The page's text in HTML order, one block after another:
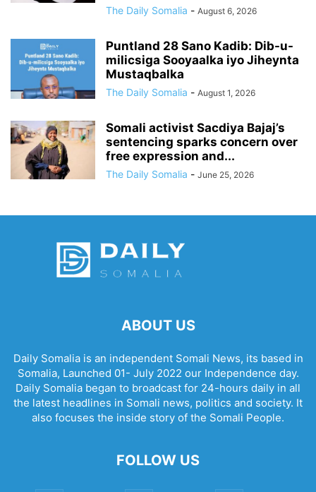
The Daily Somalia - August 6, 2026
Puntland 28 Sano Kadib: Dib-u-
milicsiga Sooyaalka iyo Jiheynta
Mustaqbalka
The Daily Somalia - August 1, 2026
Somali activist Sacdiya Bajaj’s
sentencing sparks concern over
free expression and...
The Daily Somalia - June 25, 2026
ABOUT US
Daily Somalia is an independent Somali News, its based in
Somalia, Launched 01- July 2022 our Independence day.
Daily Somalia began to broadcast for 24-hours daily in all
the latest headlines in Somali news, politics and society. It
also focuses the inside story of the Somali People.
FOLLOW US